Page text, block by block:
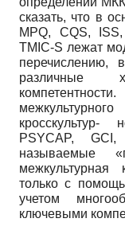
сказать, что в
MPQ, CQS,
TMIC-S лежат
перечислению,
различные
кросскультур-
PSYCAP,
называемые
межкультурная
только с
учетом
ключевыми